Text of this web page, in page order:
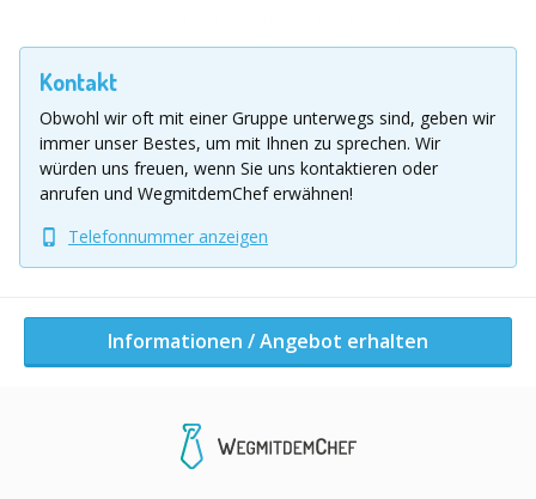
cleveren Ideen. Niemand sitzt am Rand – alle sind
mittendrin.
In kleinen Teams tretet ihr in einem spannenden
Wettbewerb gegeneinander an. An jeder Station gilt es,
die eigenen Stärken gezielt einzusetzen, klug zu
kooperieren und möglichst viele
sammeln. Kurze Spielzeiten von
Stationsorgen für Tempo, Dynamik und ständige
Jede Station fordert andere Talente und sorgt für neue
Kontakt
Obwohl wir oft mit einer Gruppe unterwegs sind, geben wir
immer unser Bestes, um mit Ihnen zu sprechen. Wir
würden uns freuen, wenn Sie uns kontaktieren oder
anrufen und WegmitdemChef erwähnen!
Telefonnummer anzeigen
Informationen / Angebot erhalten